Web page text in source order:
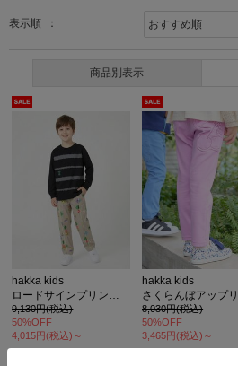
表示順 ：
商品別表示
hakka kids
ロードサインプリントストレッチツイルパンツ
9,130円(税込)
50%OFF
4,015円(税込)～
hakka kids
8,030円(税込)
50%OFF
3,465円(税込)～